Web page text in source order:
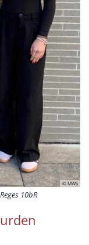
© MWS
10bR